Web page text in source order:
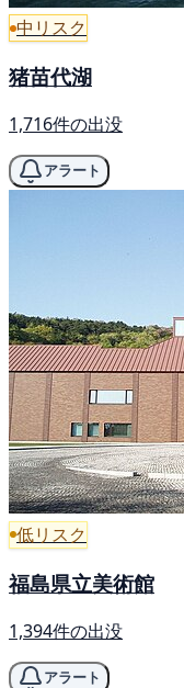
中リスク
猪苗代湖
1,716件の出没
アラート
低リスク
福島県立美術館
1,394件の出没
アラート